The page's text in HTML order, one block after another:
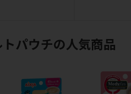
パウチの人気商品